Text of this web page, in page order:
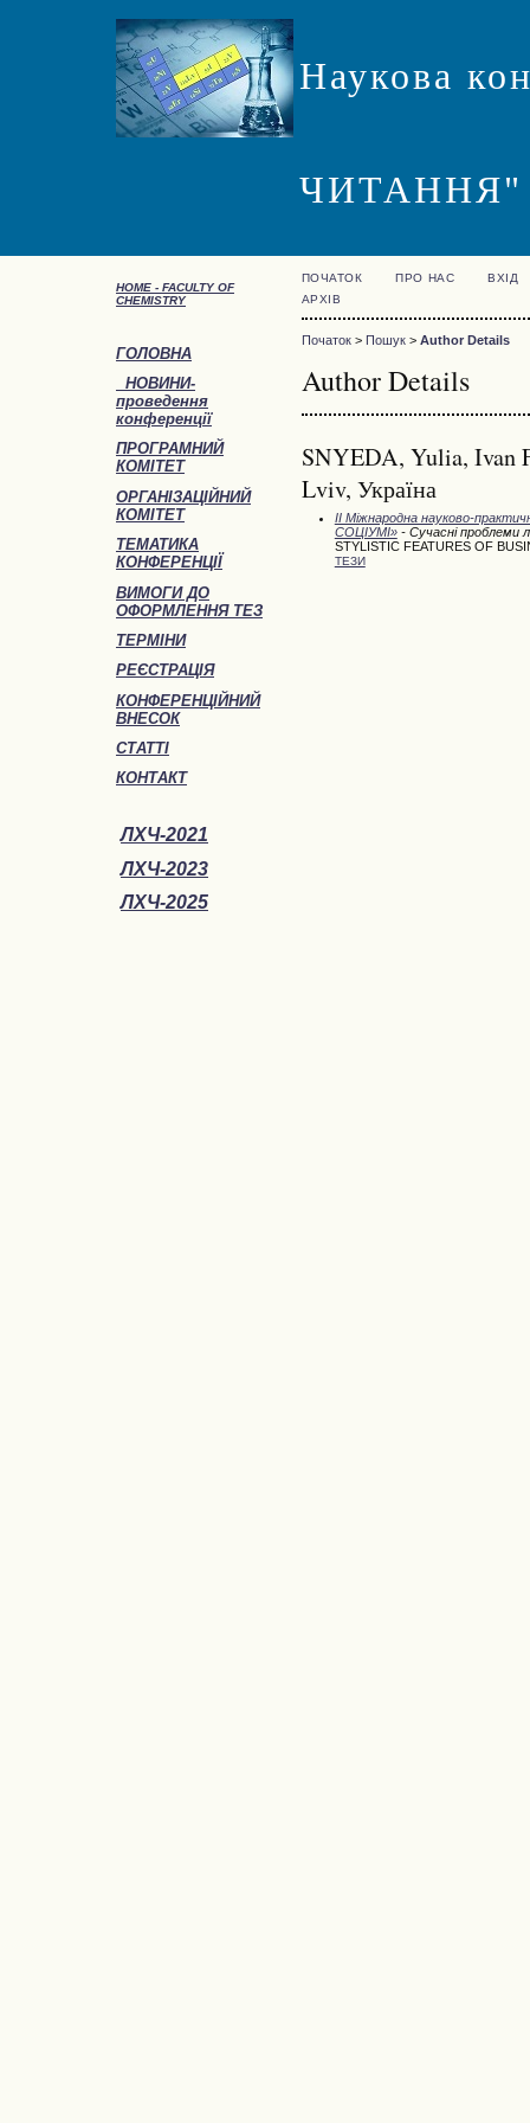
Наукова
ЧИТАННЯ"
HOME - FACULTY OF
CHEMISTRY
ГОЛОВНА
НОВИНИ-
проведення
конференції
ПРОГРАМНИЙ
КОМІТЕТ
ОРГАНІЗАЦІЙНИЙ
КОМІТЕТ
ТЕМАТИКА
КОНФЕРЕНЦІЇ
ВИМОГИ ДО
ОФОРМЛЕННЯ ТЕЗ
ТЕРМІНИ
РЕЄСТРАЦІЯ
КОНФЕРЕНЦІЙНИЙ
ВНЕСОК
СТАТТІ
КОНТАКТ
ЛХЧ-2021
ЛХЧ-2023
ЛХЧ-2025
ПОЧАТОК ПРО НАС
ВХІД
АРХІВ
Початок> Пошук> Author Details
Author Details
SNYEDA, Yulia, Ivan
Lviv, Україна
ІІ Міжнародна науково-
СОЦІУМІ»- Сучасні проблеми
STYLISTIC FEATURES OF
ТЕЗИ